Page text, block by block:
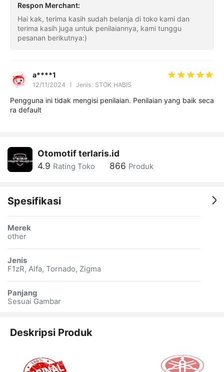
Respon Merchant:
Hai kak, terima kasih sudah belanja di toko kami dan
terima kasih juga untuk penilaiannya, kami tunggu
pesanan berikutnya:)
a****1
12/11/2024 Jenis: STOK HABIS
Pengguna ini tidak mengisi penilaian. Penilaian yang baik seca
ra default
Otomotif terlaris.id
4.9 Rating Toko 866 Produk
Spesifikasi
Merek
other
Jenis
F1zR, Alfa, Tornado, Zigma
Panjang
Sesuai Gambar
Deskripsi Produk